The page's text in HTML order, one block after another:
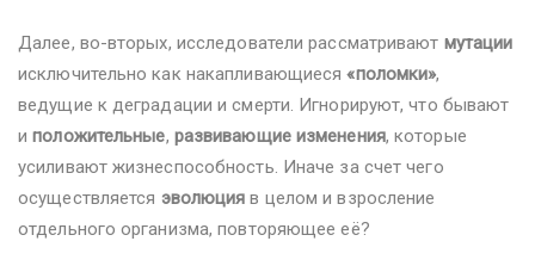
Далее, во-вторых, исследователи рассматривают мутации
исключительно как накапливающиеся«поломки»,
ведущие к деградации и смерти. Игнорируют, что бывают
иположительные, развивающие изменения, которые
усиливают жизнеспособность. Иначе за счет чего
осуществляется эволюцияв целом и взросление
отдельного организма, повторяющее её?